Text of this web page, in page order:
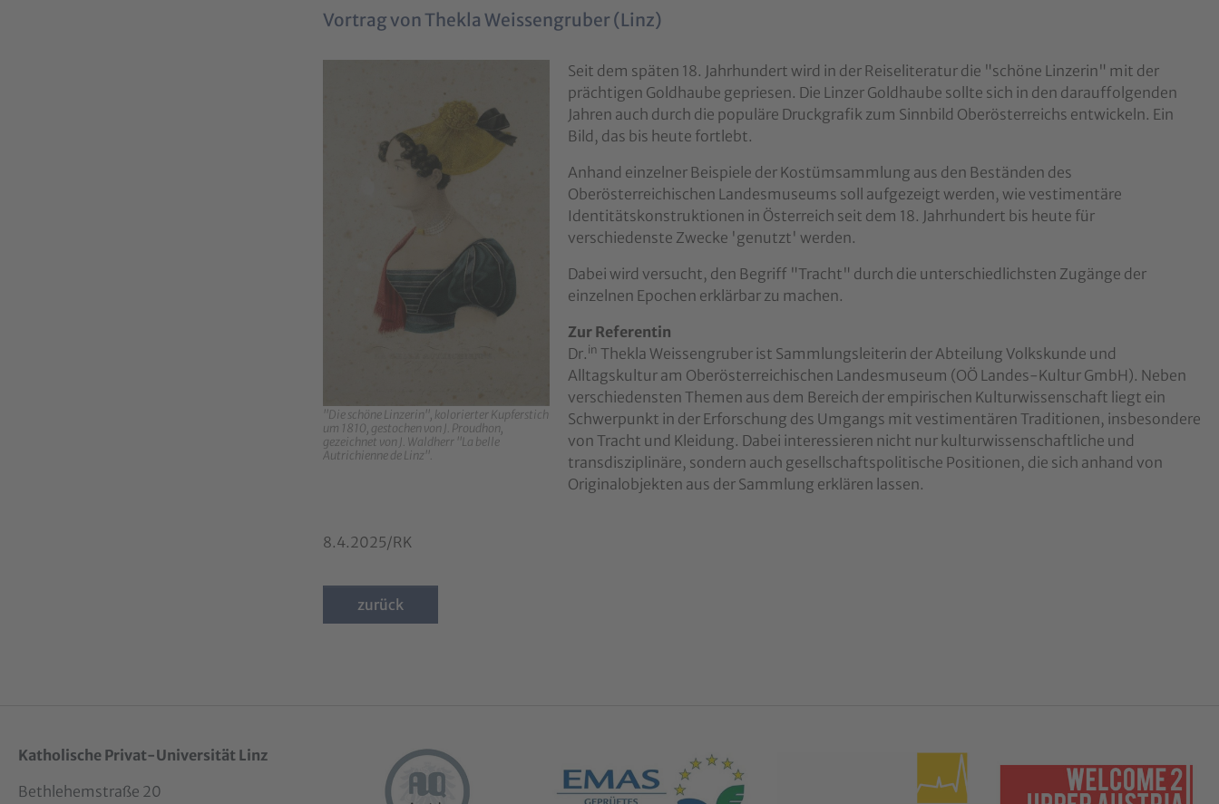
Vortrag vonThekla Weissengruber (Linz)
"Die schöne Linzerin", kolorierter Kupferstich
um 1810, gestochen von J. Proudhon,
gezeichnet von J. Waldherr "La belle
Autrichienne de Linz".
Seit dem späten 18. Jahrhundert wird in der Reiseliteratur die "schöne Linzerin" mit der
prächtigen Goldhaube gepriesen. Die Linzer Goldhaube sollte sich in den darauffolgenden
Jahren auch durch die populäre Druckgrafik zum Sinnbild Oberösterreichs entwickeln. Ein
Bild, das bis heute fortlebt.
Anhand einzelner Beispiele der Kostümsammlung aus den Beständen des
Oberösterreichischen Landesmuseums soll aufgezeigt werden, wie vestimentäre
Identitätskonstruktionen in Österreich seit dem 18. Jahrhundert bis heute für
verschiedenste Zwecke 'genutzt' werden.
Dabei wird versucht, den Begriff "Tracht" durch die unterschiedlichsten Zugänge der
einzelnen Epochen erklärbar zu machen.
Zur Referentin
Dr. in Thekla Weissengruber ist Sammlungsleiterin der Abteilung Volkskunde und
Alltagskultur am Oberösterreichischen Landesmuseum (OÖ Landes-Kultur GmbH). Neben
verschiedensten Themen aus dem Bereich der empirischen Kulturwissenschaft liegt ein
Schwerpunkt in der Erforschung des Umgangs mit vestimentären Traditionen, insbesondere
von Tracht und Kleidung. Dabei interessieren nicht nur kulturwissenschaftliche und
transdisziplinäre, sondern auch gesellschaftspolitische Positionen, die sich anhand von
Originalobjekten aus der Sammlung erklären lassen.
8.4.2025/RK
zurück
Katholische Privat-Universität Linz
Bethlehemstraße 20